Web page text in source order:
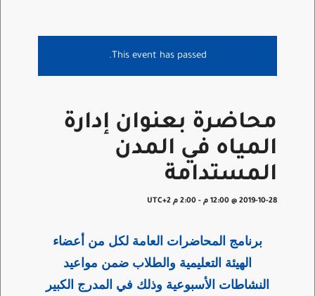
This event has passed.
محاضرة بعنوان إدارة
المياه في المدن
المستدامة
2019-10-28 @ 12:00 م -2:00 م UTC+2
برنامج المحاضرات العامة لكل من أعضاء
الهيئة التعليمية والطلاب ضمن مواعيد
النشاطات الأسبوعية وذلك في المدرج الكبير